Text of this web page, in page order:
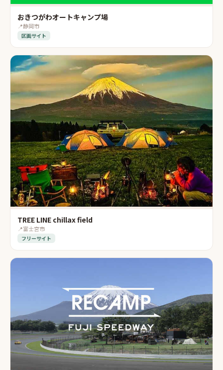
おきつがわオートキャンプ場
📍静岡市
区画サイト
TREE LINE chillax field
📍富士宮市
フリーサイト